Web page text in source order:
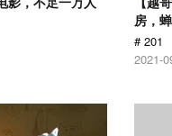
房，
# 201
2021-